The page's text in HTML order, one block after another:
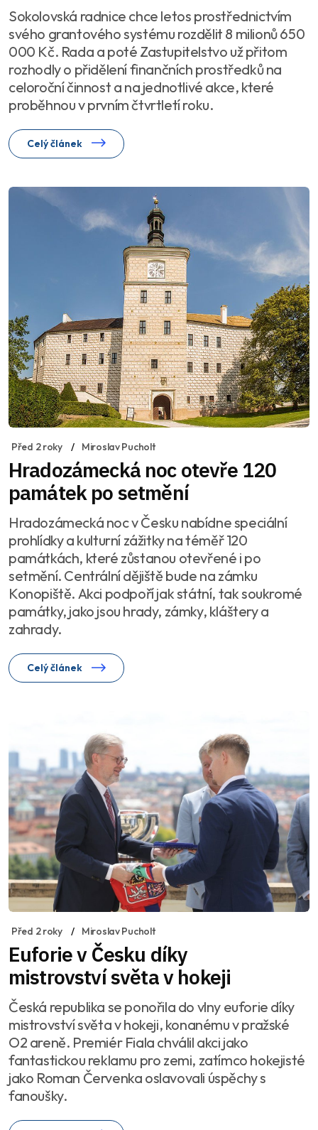
Sokolovská radnice chce letos prostřednictvím
svého grantového systému rozdělit 8 milionů 650
000 Kč. Rada a poté Zastupitelstvo už přitom
rozhodly o přidělení finančních prostředků na
celoroční činnost a na jednotlivé akce, které
proběhnou v prvním čtvrtletí roku.
Celý článek
Před 2 roky Miroslav Pucholt
Hradozámecká noc otevře 120
památek po setmění
Hradozámecká noc v Česku nabídne speciální
prohlídky a kulturní zážitky na téměř 120
památkách, které zůstanou otevřené i po
setmění. Centrální dějiště bude na zámku
Konopiště. Akci podpoří jak státní, tak soukromé
památky, jako jsou hrady, zámky, kláštery a
zahrady.
Celý článek
Před 2 roky Miroslav Pucholt
Euforie v Česku díky
mistrovství světa v hokeji
Česká republika se ponořila do vlny euforie díky
mistrovství světa v hokeji, konanému v pražské
O2 areně. Premiér Fiala chválil akci jako
fantastickou reklamu pro zemi, zatímco hokejisté
jako Roman Červenka oslavovali úspěchy s
fanoušky.